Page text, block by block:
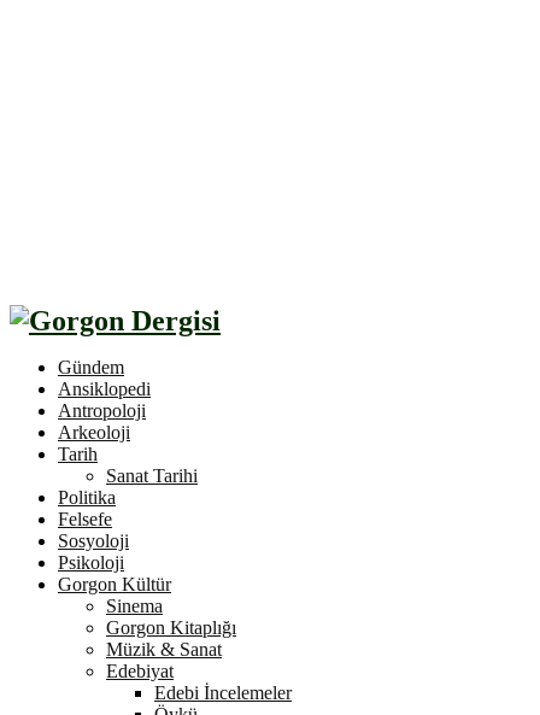
Gündem
Ansiklopedi
Antropoloji
Arkeoloji
Tarih
Sanat Tarihi
Politika
Felsefe
Sosyoloji
Psikoloji
Gorgon Kültür
Sinema
Gorgon Kitaplığı
Müzik & Sanat
Edebiyat
Edebi İncelemeler